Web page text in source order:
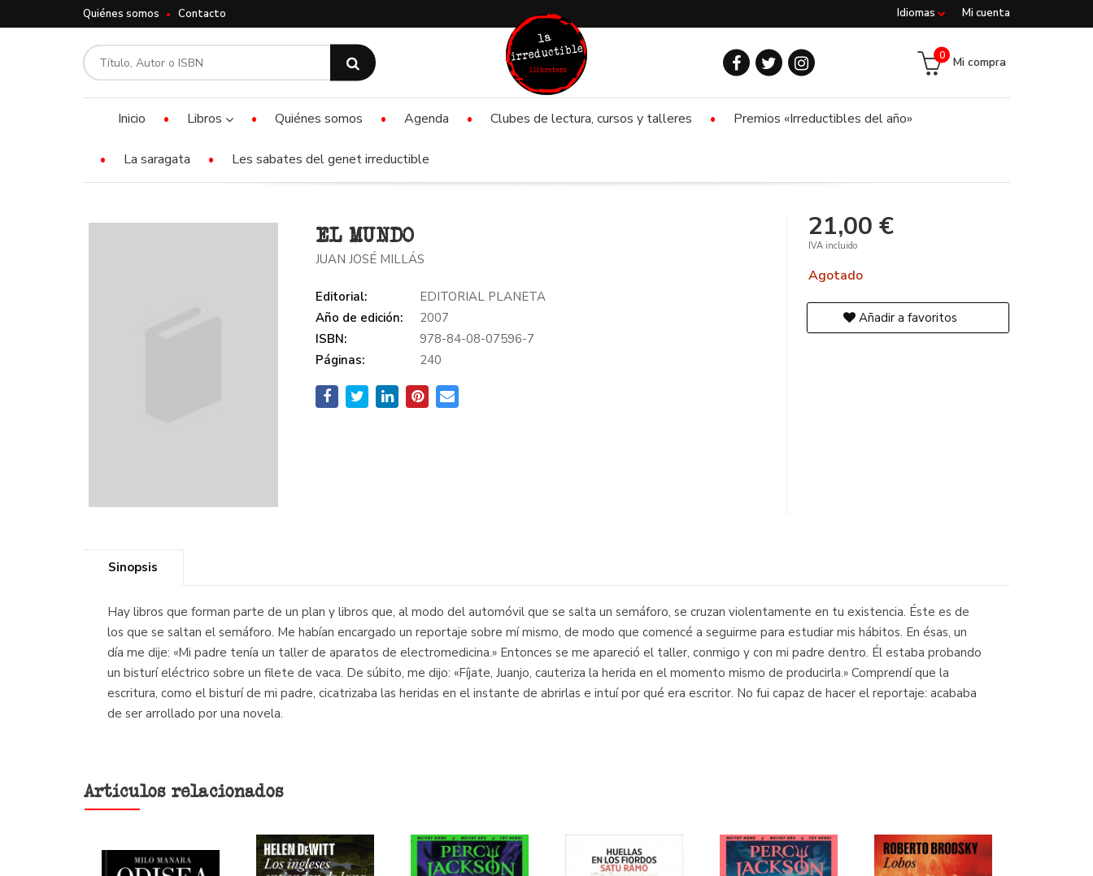
Mi cuenta
Idiomas
Quiénes somos Contacto
Mi compra
0
Inicio Libros Quiénes somos Agenda Clubes de lectura, cursos y talleres Premios «Irreductibles del año»
La saragata Les sabates del genet irreductible
EL MUNDO
JUAN JOSÉ MILLÁS
Editorial:
EDITORIAL PLANETA
Año de edición:
2007
ISBN:
978-84-08-07596-7
Páginas:
240
21,00 €
IVA incluido
Agotado
Añadir a favoritos
Sinopsis
Hay libros que forman parte de un plan y libros que, al modo del automóvil que se salta un semáforo, se cruzan violentamente en tu existencia. Éste es de
los que se saltan el semáforo. Me habían encargado un reportaje sobre mí mismo, de modo que comencé a seguirme para estudiar mis hábitos. En ésas, un
día me dije: «Mi padre tenía un taller de aparatos de electromedicina.» Entonces se me apareció el taller, conmigo y con mi padre dentro. Él estaba probando
un bisturí eléctrico sobre un filete de vaca. De súbito, me dijo: «Fíjate, Juanjo, cauteriza la herida en el momento mismo de producirla.» Comprendí que la
escritura, como el bisturí de mi padre, cicatrizaba las heridas en el instante de abrirlas e intuí por qué era escritor. No fui capaz de hacer el reportaje: acababa
de ser arrollado por una novela.
Artículos relacionados